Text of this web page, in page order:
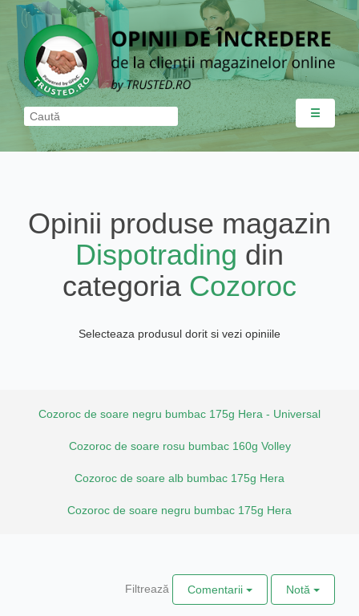
☰
Opinii produse magazin
Dispotrading din
categoria Cozoroc
Selecteaza produsul dorit si vezi opiniile
Cozoroc de soare negru bumbac 175g Hera - Universal
Cozoroc de soare rosu bumbac 160g Volley
Cozoroc de soare alb bumbac 175g Hera
Cozoroc de soare negru bumbac 175g Hera
Filtrează Comentarii Notă